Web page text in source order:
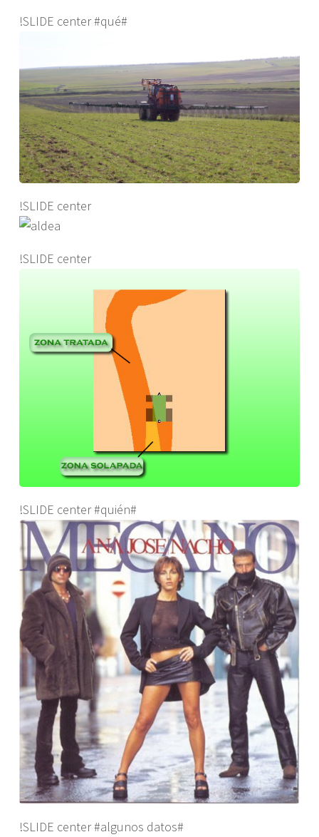
!SLIDE center #qué#
!SLIDE center
!SLIDE center
!SLIDE center #quién#
!SLIDE center #algunos datos#